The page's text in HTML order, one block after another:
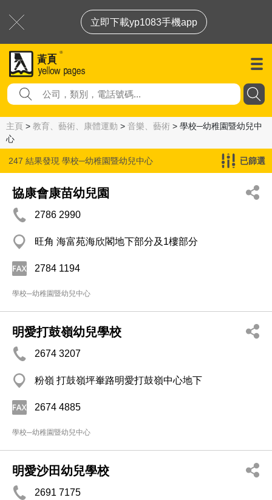
立即下載yp1083手機app
主頁 > 教育、藝術、康體運動 > 音樂、藝術 > 學校─幼稚園暨幼兒中
心
247 結果發現 學校─幼稚園暨幼兒中心 已篩選
協康會康苗幼兒園
2786 2990
旺角 海富苑海欣閣地下部分及1樓部分
2784 1194
學校─幼稚園暨幼兒中心
明愛打鼓嶺幼兒學校
2674 3207
粉嶺 打鼓嶺坪輋路明愛打鼓嶺中心地下
2674 4885
學校─幼稚園暨幼兒中心
明愛沙田幼兒學校
2691 7175